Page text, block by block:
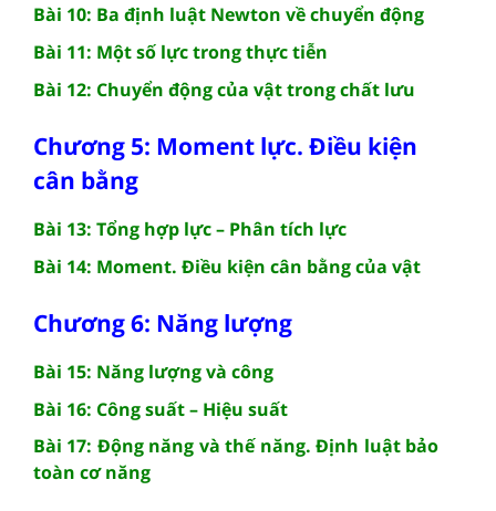
Bài 10: Ba định luật Newton về chuyển động
Bài 11: Một số lực trong thực tiễn
Bài 12: Chuyển động của vật trong chất lưu
Chương 5: Moment lực. Điều kiện
cân bằng
Bài 13: Tổng hợp lực – Phân tích lực
Bài 14: Moment. Điều kiện cân bằng của vật
Chương 6: Năng lượng
Bài 15: Năng lượng và công
Bài 16: Công suất – Hiệu suất
Bài 17: Động năng và thế năng. Định luật bảo
toàn cơ năng